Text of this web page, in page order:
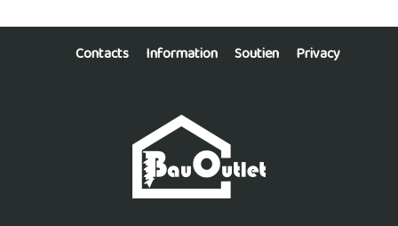
Contacts Information Soutien Privacy